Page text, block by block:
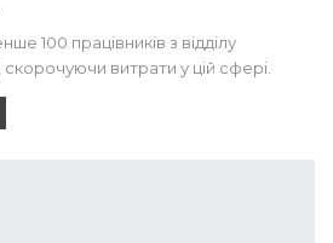
100 працівників з відділу
скорочуючи витрати у цій сфері.